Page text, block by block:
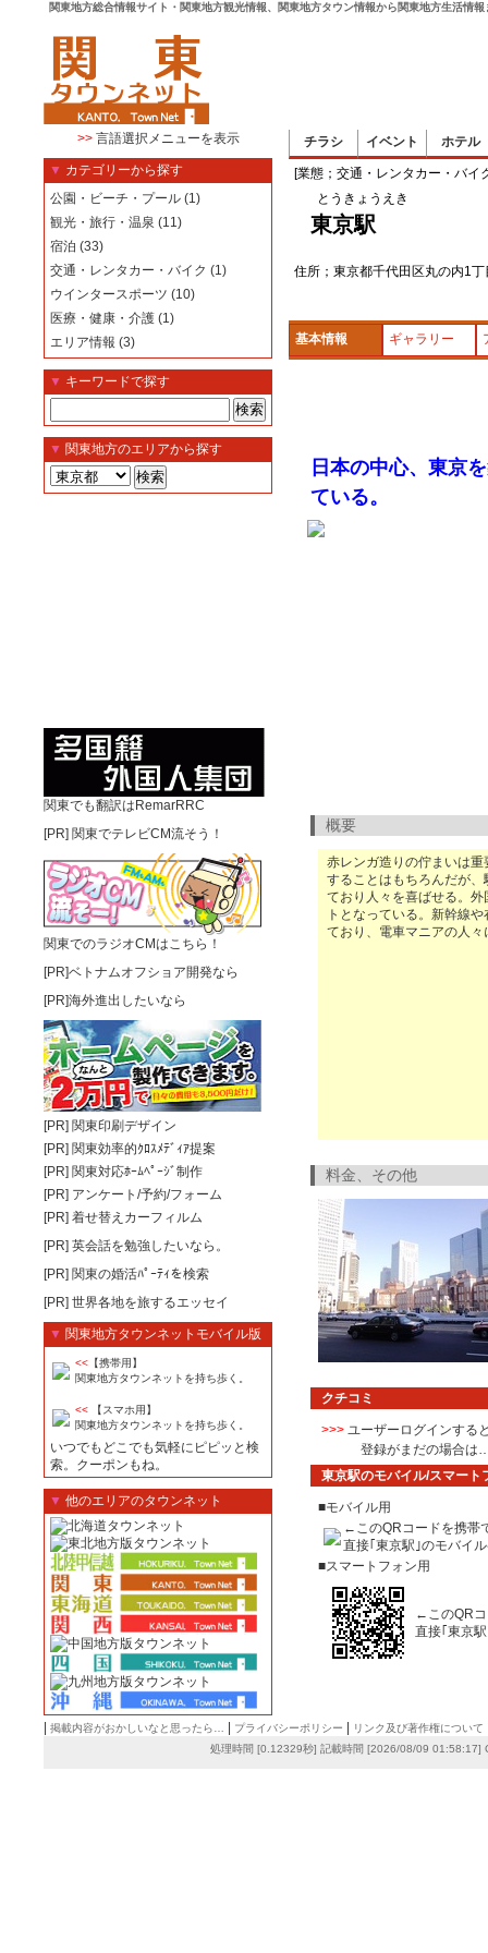
関東地方総合情報サイト・関東地方観光情報、関東地方タウン情報から関東地方生活情報
>>言語選択メニューを表示
▼ カテゴリーから探す
公園・ビーチ・プール (1)
観光・旅行・温泉 (11)
宿泊 (33)
交通・レンタカー・バイク (1)
ウインタースポーツ (10)
医療・健康・介護 (1)
エリア情報 (3)
▼ キーワードで探す
▼ 関東地方のエリアから探す
関東でも翻訳はRemarRRC
[PR] 関東でテレビCM流そう！
関東でのラジオCMはこちら！
[PR]ベトナムオフショア開発なら
[PR]海外進出したいなら
[PR] 関東印刷デザイン
[PR] 関東効率的ｸﾛｽﾒﾃﾞｨｱ提案
[PR] 関東対応ﾎｰﾑﾍﾟｰｼﾞ制作
[PR] アンケート/予約/フォーム
[PR] 着せ替えカーフィルム
[PR] 英会話を勉強したいなら。
[PR] 関東の婚活ﾊﾟｰﾃｨを検索
[PR] 世界各地を旅するエッセイ
▼ 関東地方タウンネットモバイル版
<< 【携帯用】
関東地方タウンネットを持ち歩く。
<< 【スマホ用】
関東地方タウンネットを持ち歩く。
いつでもどこでも気軽にピピッと検
索。クーポンもね。
▼ 他のエリアのタウンネット
チラシ イベント ホテル
[業態；交通・レンタカー・バイ
とうきょうえき
東京駅
住所；東京都千代田区丸の内1
基本情報 ギャラリー
日本の中心、東京
ている。
概要
赤レンガ造りの佇まいは
することはもちろんだが
ており人々を喜ばせる。
トとなっている。新幹線
ており、電車マニアの人
料金、その他
クチコミ
>>> ユーザーログインする
登録がまだの場合は
東京駅のモバイル/スマート
■モバイル用
←このQRコードを携帯
直接｢東京駅｣のモバイ
■スマートフォン用
←このQR
直接｢東京
| 掲載内容がおかしいなと思ったら… | プライバシーポリシー | リンク及び著作権について
処理時間 [0.12329秒] 記載時間 [2026/08/09 01:58:17]